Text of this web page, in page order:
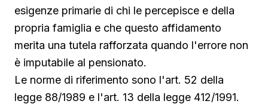
esigenze primarie di chi le percepisce e della
propria famiglia e che questo affidamento
merita una tutela rafforzata quando l'errore non
è imputabile al pensionato.
Le norme di riferimento sono l'art. 52 della
legge 88/1989 e l'art. 13 della legge 412/1991.